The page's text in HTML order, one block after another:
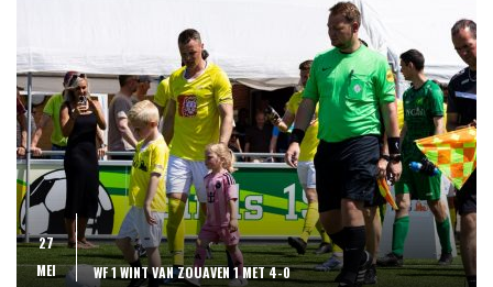
27
MEI
WF 1 WINT VAN ZOUAVEN 1 MET 4-0